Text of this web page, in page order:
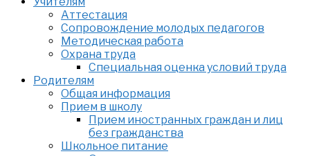
Аттестация
Сопровождение молодых педагогов
Методическая работа
Охрана труда
Специальная оценка условий труда
Родителям
Общая информация
Прием в школу
Прием иностранных граждан и лиц
без гражданства
Школьное питание